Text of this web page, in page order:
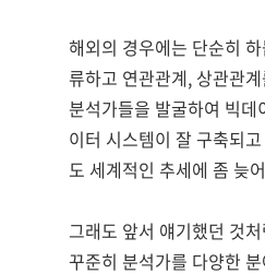
해외의 경우에는 단순히
류하고 연관관계, 상관관
분석가들을 발굴하여 빅
이터 시스템이 잘 구축되
도 세계적인 추세에 좀 늦
그래도 앞서 얘기했던 것
꾸준히 분석가를 다양한